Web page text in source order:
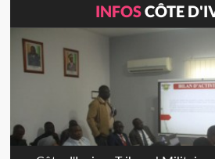
INFOSCÔTE